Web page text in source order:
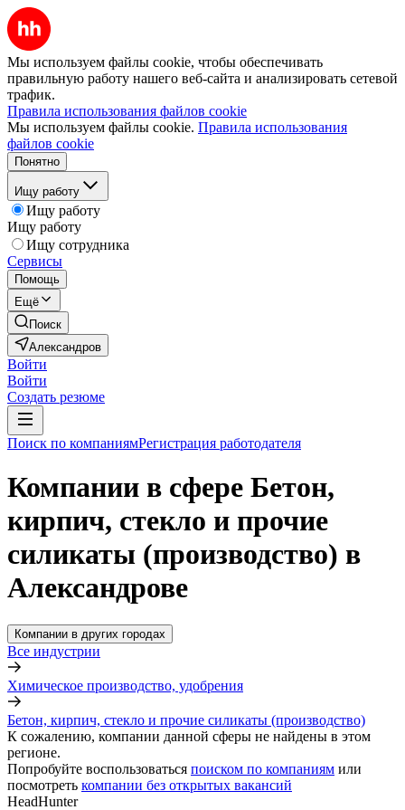
Мы используем файлы cookie, чтобы обеспечивать
правильную работу нашего веб-сайта и анализировать сетевой
трафик.
Правила использования файлов cookie
Мы используем файлы cookie. Правила использования
файлов cookie
Понятно
Ищу работу
Ищу работу
Ищу работу
Ищу сотрудника
Сервисы
Помощь
Ещё
Поиск
Александров
Войти
Войти
Создать резюме
Поиск по компаниямРегистрация работодателя
Компании в сфере Бетон,
кирпич, стекло и прочие
силикаты (производство) в
Александрове
Компании в других городах
Все индустрии
Химическое производство, удобрения
Бетон, кирпич, стекло и прочие силикаты (производство)
К сожалению, компании данной сферы не найдены в этом
регионе.
Попробуйте воспользоваться поиском по компаниям или
посмотреть компании без открытых вакансий
HeadHunter